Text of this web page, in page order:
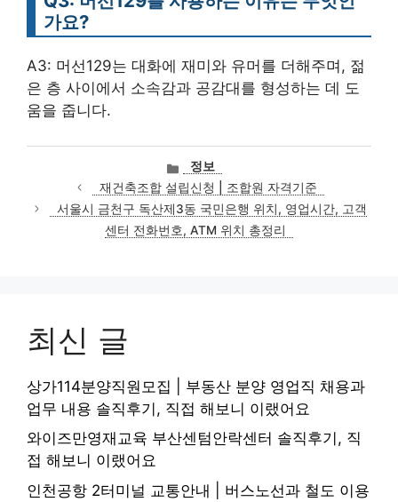
가요?
A3: 머선129는 대화에 재미와 유머를 더해주며, 젊
은 층 사이에서 소속감과 공감대를 형성하는 데 도
움을 줍니다.
카
테
고
리
정보
재건축조합 설립신청 | 조합원 자격기준
서울시 금천구 독산제3동 국민은행 위치, 영업시간, 고객
센터 전화번호, ATM 위치 총정리
최신 글
상가114분양직원모집 | 부동산 분양 영업직 채용과
업무 내용 솔직후기, 직접 해보니 이랬어요
와이즈만영재교육 부산센텀안락센터 솔직후기, 직
접 해보니 이랬어요
인천공항 2터미널 교통안내 | 버스노선과 철도 이용